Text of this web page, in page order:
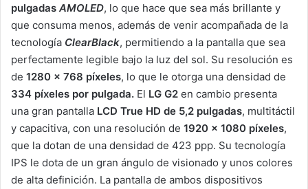
pulgadas AMOLED, lo que hace que sea más brillante y
que consuma menos, además de venir acompañada de la
tecnología ClearBlack, permitiendo a la pantalla que sea
perfectamente legible bajo la luz del sol. Su resolución es
de 1280 x 768 píxeles, lo que le otorga una densidad de
334 píxeles por pulgada. El LG G2 en cambio presenta
una gran pantalla LCD True HD de 5,2 pulgadas, multitáctil
y capacitiva, con una resolución de 1920 x 1080 píxeles,
que la dotan de una densidad de 423 ppp. Su tecnología
IPS le dota de un gran ángulo de visionado y unos colores
de alta definición. La pantalla de ambos dispositivos